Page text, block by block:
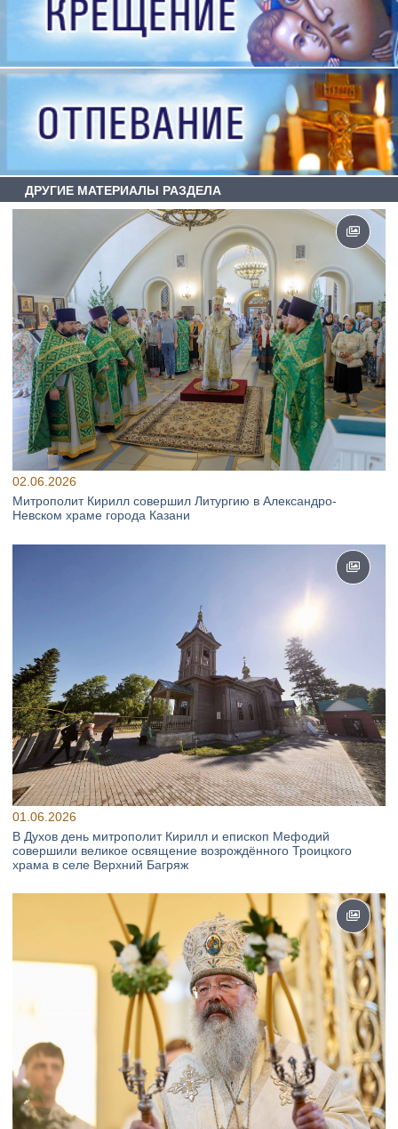
ДРУГИЕ МАТЕРИАЛЫ РАЗДЕЛА
02.06.2026
Митрополит Кирилл совершил Литургию в Александро-
Невском храме города Казани
01.06.2026
В Духов день митрополит Кирилл и епископ Мефодий
совершили великое освящение возрождённого Троицкого
храма в селе Верхний Багряж